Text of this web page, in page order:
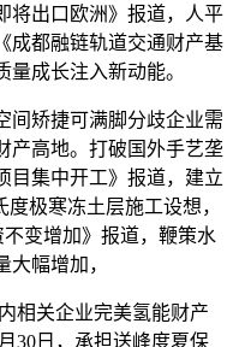
将出口欧洲》报道，人平
成都融链轨道交通财产基
成长注入新动能。
矫捷可满脚分歧企业需
产高地。打破国外手艺垄
目集中开工》报道，建立
极寒冻土层施工设想，
变增加》报道，鞭策水
大幅增加，
关企业完美氢能财产
30日，承担送峰度夏保